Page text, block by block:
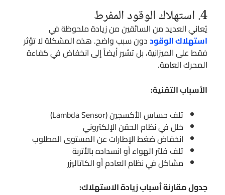
4. استهلاك الوقود المفرط
يُعاني العديد من السائقين من زيادة ملحوظة في
استهلاك الوقوددون سبب واضح. هذه المشكلة لا تؤثر
فقط على الميزانية، بل تشير أيضاً إلى انخفاض في كفاءة
المحرك العامة.
الأسباب التقنية:
تلف حساس الأكسجين (Lambda Sensor)
خلل في نظام الحقن الإلكتروني
انخفاض ضغط الإطارات عن المستوى المطلوب
تلف فلتر الهواء أو انسداده بالأتربة
مشاكل في نظام العادم أو الكاتاليزر
جدول مقارنة أسباب زيادة الاستهلاك: